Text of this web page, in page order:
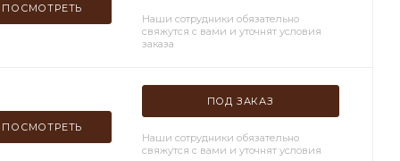
ПОСМОТРЕТЬ
Наши сотрудники обязательно
свяжутся с вами и уточнят условия
заказа
ПОСМОТРЕТЬ
ПОД ЗАКАЗ
Наши сотрудники обязательно
свяжутся с вами и уточнят условия